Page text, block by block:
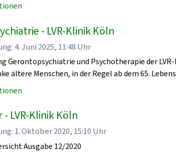
- LVR-Klinik Köln
4. Juni 2025, 11:48 Uhr
Gerontopsychiatrie und Psychotherapie der
ältere Menschen, in der Regel ab dem 65.
LVR-Klinik Köln
1. Oktober 2020, 15:10 Uhr
Ausgabe 12/2020